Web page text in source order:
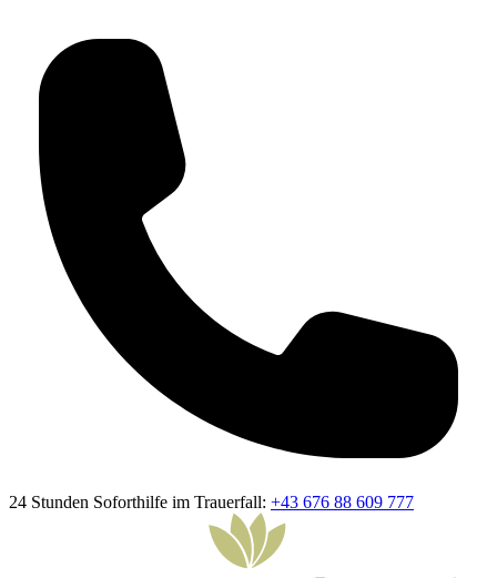
24 Stunden Soforthilfe im Trauerfall: +43 676 88 609 777